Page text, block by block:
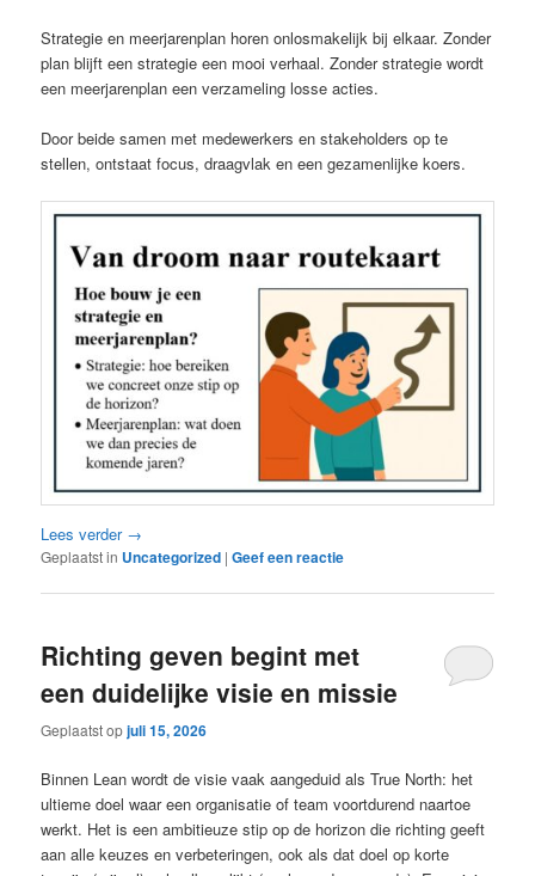
Strategie en meerjarenplan horen onlosmakelijk bij elkaar. Zonder
plan blijft een strategie een mooi verhaal. Zonder strategie wordt
een meerjarenplan een verzameling losse acties.
Door beide samen met medewerkers en stakeholders op te
stellen, ontstaat focus, draagvlak en een gezamenlijke koers.
Lees verder →
Geplaatst in Uncategorized |Geef een reactie
Richting geven begint met
een duidelijke visie en missie
Geplaatst opjuli 15, 2026
Binnen Lean wordt de visie vaak aangeduid als True North: het
ultieme doel waar een organisatie of team voortdurend naartoe
werkt. Het is een ambitieuze stip op de horizon die richting geeft
aan alle keuzes en verbeteringen, ook als dat doel op korte